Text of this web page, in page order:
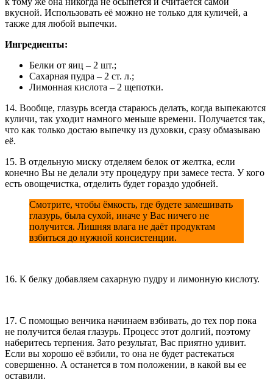
вкусной. Использовать её можно не только для куличей, а
также для любой выпечки.
Ингредиенты:
Белки от яиц – 2 шт.;
Сахарная пудра – 2 ст. л.;
Лимонная кислота – 2 щепотки.
14. Вообще, глазурь всегда стараюсь делать, когда выпекаются
куличи, так уходит намного меньше времени. Получается так,
что как только достаю выпечку из духовки, сразу обмазываю
её.
15. В отдельную миску отделяем белок от желтка, если
конечно Вы не делали эту процедуру при замесе теста. У кого
есть овощечистка, отделить будет гораздо удобней.
Смотрите, чтобы ёмкость, где будете замешивать
глазурь, была сухой, иначе у Вас ничего не
получится. Лишняя влага не даёт продуктам
взбиться до нужной консистенции.
16. К белку добавляем сахарную пудру и лимонную кислоту.
17. С помощью венчика начинаем взбивать, до тех пор пока
не получится белая глазурь. Процесс этот долгий, поэтому
наберитесь терпения. Зато результат, Вас приятно удивит.
Если вы хорошо её взбили, то она не будет растекаться
совершенно. А останется в том положении, в какой вы ее
оставили.